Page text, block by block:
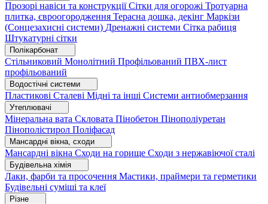
Прозорі навіси та конструкціїСітки для огорожі Тротуарна
плитка, євроогородження Терасна дошка, декінг Маркізи
(Сонцезахисні системи) Дренажні системи Сітка рабиця
Штукатурні сітки
Полікарбонат
Стільниковий Монолітний Профільований ПВХ-лист
профільований
Водостічні системи
Пластикові Сталеві Мідні та інші Системи антиобмерзання
Утеплювачі
Мінеральна вата Скловата Пінобетон Пінополіуретан
Пінополістирол Поліфасад
Мансардні вікна, сходи
Мансардні вікна Сходи на горище Сходи з нержавіючої сталі
Будівельна хімія
Лаки, фарби та просочення Мастики, праймери та герметики
Будівельні суміші та клеї
Різне